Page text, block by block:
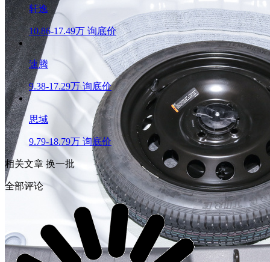
轩逸
10.86-17.49万 询底价
速腾
9.38-17.29万 询底价
思域
9.79-18.79万 询底价
相关文章 换一批
全部评论